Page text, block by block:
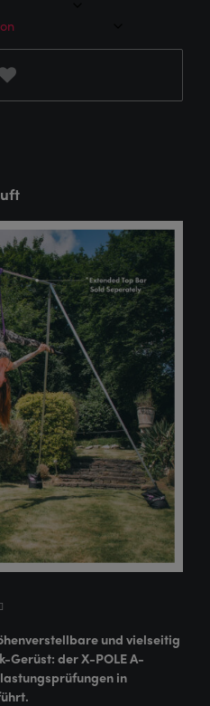
und vielseitig
der X-POLE A-
in